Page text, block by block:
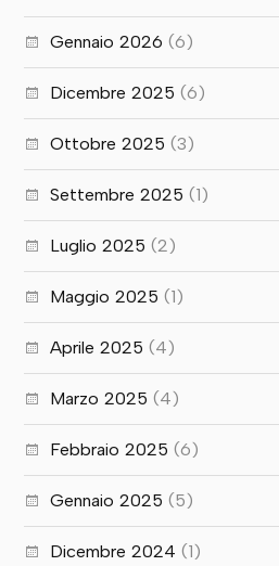
Gennaio 2026 (6)
Dicembre 2025 (6)
Ottobre 2025 (3)
Settembre 2025 (1)
Luglio 2025 (2)
Maggio 2025 (1)
Aprile 2025 (4)
Marzo 2025 (4)
Febbraio 2025 (6)
Gennaio 2025 (5)
Dicembre 2024 (1)